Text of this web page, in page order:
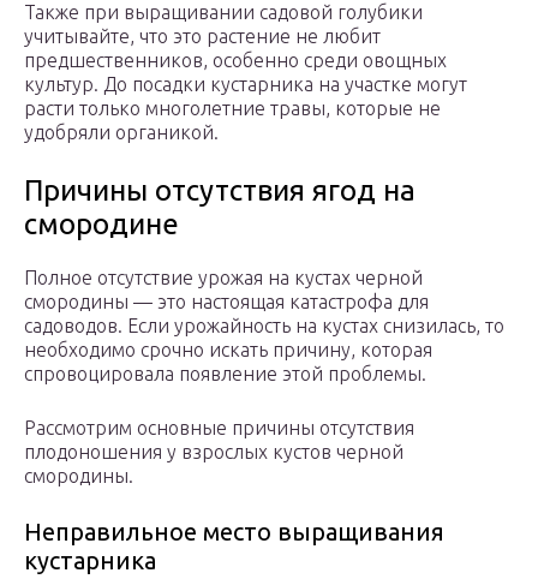
Также при выращивании садовой голубики
учитывайте, что это растение не любит
предшественников, особенно среди овощных
культур. До посадки кустарника на участке могут
расти только многолетние травы, которые не
удобряли органикой.
Причины отсутствия ягод на
смородине
Полное отсутствие урожая на кустах черной
смородины — это настоящая катастрофа для
садоводов. Если урожайность на кустах снизилась, то
необходимо срочно искать причину, которая
спровоцировала появление этой проблемы.
Рассмотрим основные причины отсутствия
плодоношения у взрослых кустов черной
смородины.
Неправильное место выращивания
кустарника